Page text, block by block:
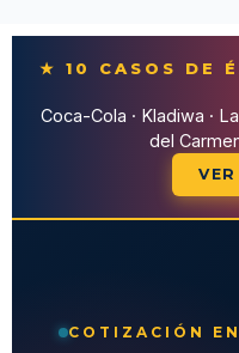
★ 10 CASOS DE
Coca-Cola · Kladiwa ·
del
COTIZACIÓN